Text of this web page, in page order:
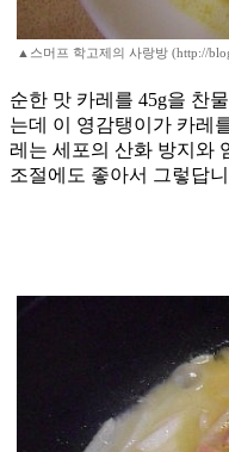
▲스머프 학고제의 사랑방 (http://
순한 맛 카레를 45g을 찬
는데 이 영감탱이가 카레
레는 세포의 산화 방지와
조절에도 좋아서 그렇답